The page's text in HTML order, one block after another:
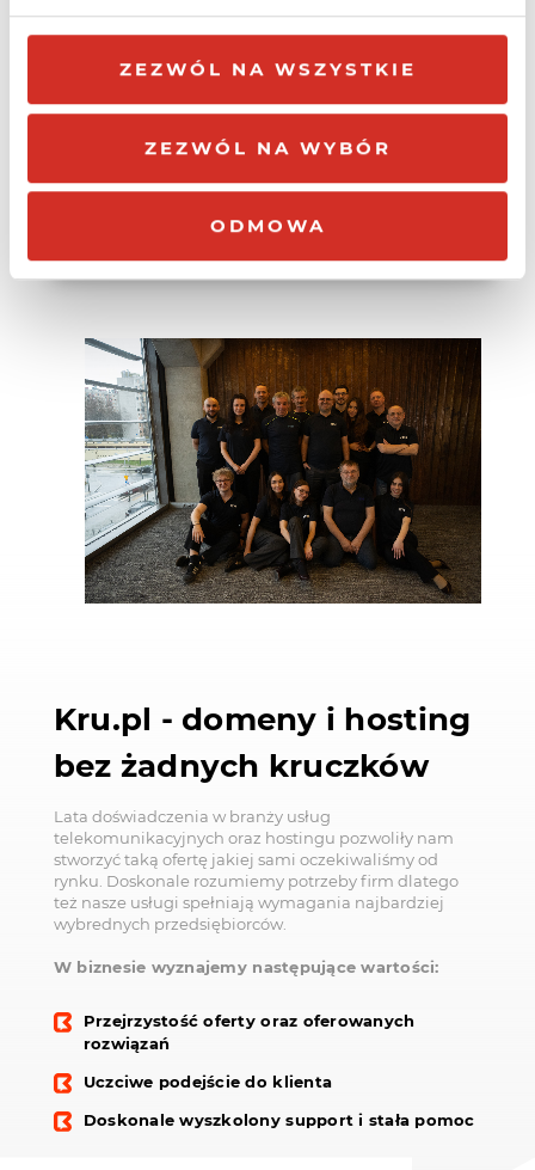
ZEZWÓL NA WSZYSTKIE
ZEZWÓL NA WYBÓR
ODMOWA
Tak
Kru.pl - domeny i hosting
bez żadnych kruczków
Lata doświadczenia w branży usług
telekomunikacyjnych oraz hostingu pozwoliły nam
stworzyć taką ofertę jakiej sami oczekiwaliśmy od
rynku. Doskonale rozumiemy potrzeby firm dlatego
też nasze usługi spełniają wymagania najbardziej
wybrednych przedsiębiorców.
W biznesie wyznajemy następujące wartości:
Przejrzystość oferty oraz oferowanych
rozwiązań
Uczciwe podejście do klienta
Doskonale wyszkolony support i stała pomoc